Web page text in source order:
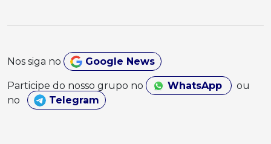
Nos siga no Google News
Participe do nosso grupo no WhatsApp
ou
no
Telegram